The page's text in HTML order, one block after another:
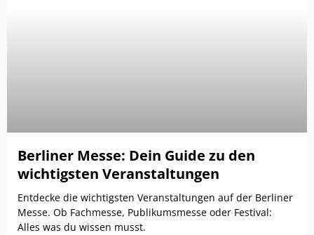
Berliner Messe: Dein Guide zu den
wichtigsten Veranstaltungen
Entdecke die wichtigsten Veranstaltungen auf der Berliner
Messe. Ob Fachmesse, Publikumsmesse oder Festival:
Alles was du wissen musst.